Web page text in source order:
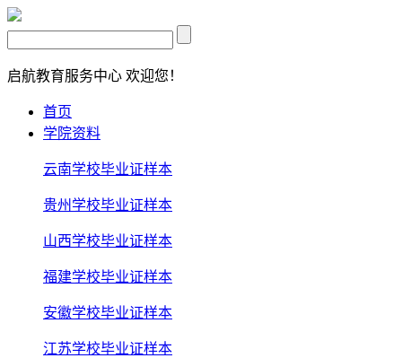
启航教育服务中心 欢迎您！
首页
学院资料
云南学校毕业证样本
贵州学校毕业证样本
山西学校毕业证样本
福建学校毕业证样本
安徽学校毕业证样本
江苏学校毕业证样本